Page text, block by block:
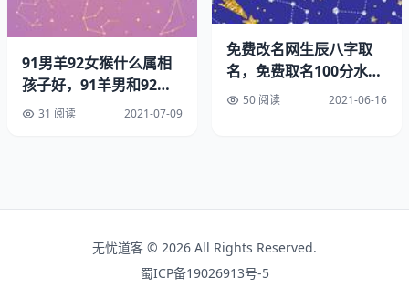
容多理解对方一些这个也是两个人在一起彼此重要的基础可
是据我所知鼠和鸡并不是属于属相不合只是属相中经常讲的
在一起争吵比较多当然关键还是看人了举个例子我的父母就
是属相中的属和鸡配合他们在一起也将近30年了感情一直
很好啊很多人羡慕的所以说两个人在一起关键的还是要彼此
属猪人性格随和可亲，待人友善，喜欢随遇而安，这也说明
他们天生有非常优秀的适应能力，即便到了陌生的新环境
中，也能够很快适应。他们没有远大的理想和抱负，注重眼
91男羊92女猴什么属相
孩子好，91羊男和92猴
女16年要个属猴的孩子
31 阅读 2021-07-09
免费改名网生辰八字取
名，免费取名100分水天
一线50 阅读 2021-06-16
无忧道客 © 2026 All Rights Reserved.
蜀ICP备19026913号-5